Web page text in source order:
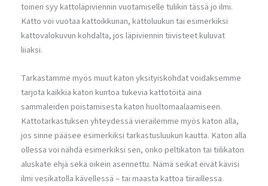
toinen syy kattoläpiviennin vuotamiselle tulikin tässä jo ilmi.
Katto voi vuotaa kattoikkunan, kattoluukun tai esimerkiksi
kattovalokuvun kohdalta, jos läpiviennin tiivisteet kuluvat
liiaksi.
Tarkastamme myös muut katon yksityiskohdat voidaksemme
tarjota kaikkia katon kuntoa tukevia kattotöitä aina
sammaleiden poistamisesta katon huoltomaalaamiseen.
Kattotarkastuksen yhteydessä vierailemme myös katon alla,
jos sinne pääsee esimerkiksi tarkastusluukun kautta. Katon alla
ollessa voi nähdä esimerkiksi sen, onko peltikaton tai tiilikaton
aluskate ehjä sekä oikein asennettu. Nämä seikat eivät kävisi
ilmi vesikatolla kävellessä – tai maasta kattoa tiiraillessa.